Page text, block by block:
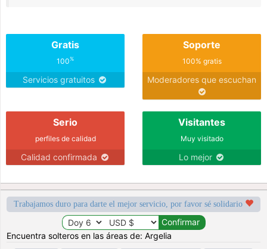
Gratis
100%
Servicios gratuitos
Soporte
100% gratis
Moderadores que escuchan
Serio
perfiles de calidad
Calidad confirmada
Visitantes
Muy visitado
Lo mejor
Trabajamos duro para darte el mejor servicio, por favor sé solidario
Encuentra solteros en las áreas de: Argelia